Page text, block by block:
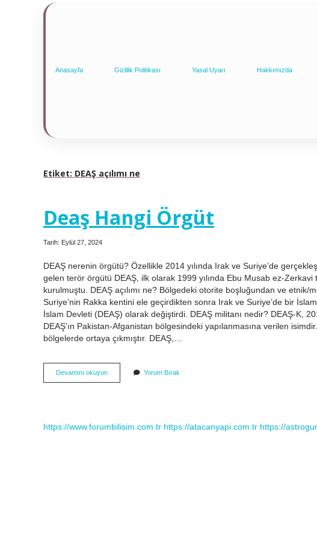
Anasayfa Gizlilik Politikası Yasal Uyarı Hakkımızda
Etiket: DEAŞ açılımı ne
Deaş Hangi Örgüt
Tarih: Eylül 27, 2024
DEAŞ nerenin örgütü? Özellikle 2014 yılında Irak ve Suriye’de
gelen terör örgütü DEAŞ, ilk olarak 1999 yılında Ebu Musab ez-
kurulmuştu. DEAŞ açılımı ne? Bölgedeki otorite boşluğundan ve
Suriye’nin Rakka kentini ele geçirdikten sonra Irak ve Suriye’de bir
İslam Devleti (DEAŞ) olarak değiştirdi. DEAŞ militanı nedir? DEAŞ-K,
DEAŞ’ın Pakistan-Afganistan bölgesindeki yapılanmasına verilen
bölgelerde ortaya çıkmıştır. DEAŞ,…
Devamını okuyunDeaş
Hangi
Yorum Bırak
https://www.forumbilisim.com.tr https://atacanyapi.com.tr https://